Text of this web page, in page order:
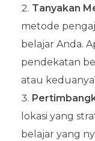
Tanyakan
metode
belajar Anda.
pendekatan
atau
lokasi yang
belajar yang